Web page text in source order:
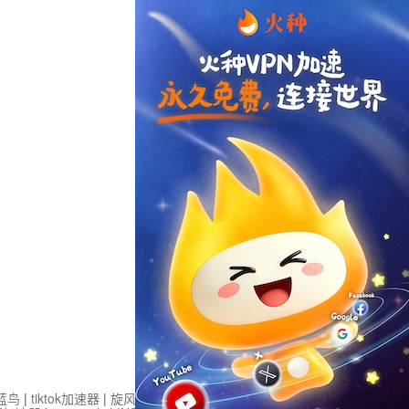
鸟 | tiktok加速器 | 旋风加速度器|旋风加速|